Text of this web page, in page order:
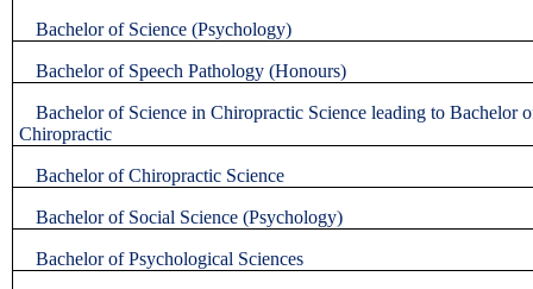
Bachelor of Science (Psychology)
Bachelor of Speech Pathology (Honours)
Bachelor of Science in Chiropractic Science leading to Bachelor
Chiropractic
Bachelor of Chiropractic Science
Bachelor of Social Science (Psychology)
Bachelor of Psychological Sciences